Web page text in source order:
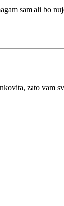
sam ali bo
zato vam